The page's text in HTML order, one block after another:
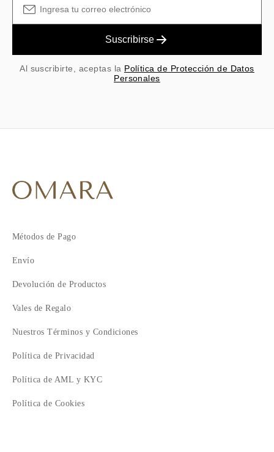
Suscribirse
Al suscribirte, aceptas la Política de Protección de Datos
Personales
Métodos de Pago
Envío
Devolución de Productos
Vales de Regalo
Nuestros Términos y Condiciones
Política de Privacidad
Política de AML y KYC
Política de Cookies